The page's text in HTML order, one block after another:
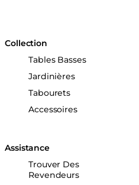
Collection
Tables Basses
Jardinières
Tabourets
Accessoires
Assistance
Trouver Des
Revendeurs